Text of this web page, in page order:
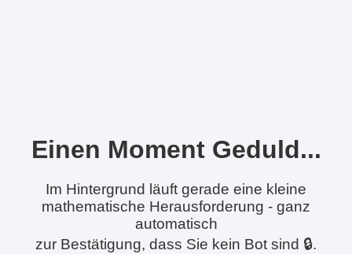
Einen Moment Geduld...
Im Hintergrund läuft gerade eine kleine
mathematische Herausforderung - ganz
automatisch
zur Bestätigung, dass Sie kein Bot sind 🔒.